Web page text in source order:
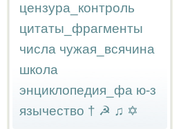
цензура_контроль
цитаты_фрагменты
числа чужая_всячина
школа
энциклопедия_фа ю-з
язычество † ☭ ♫ ✡